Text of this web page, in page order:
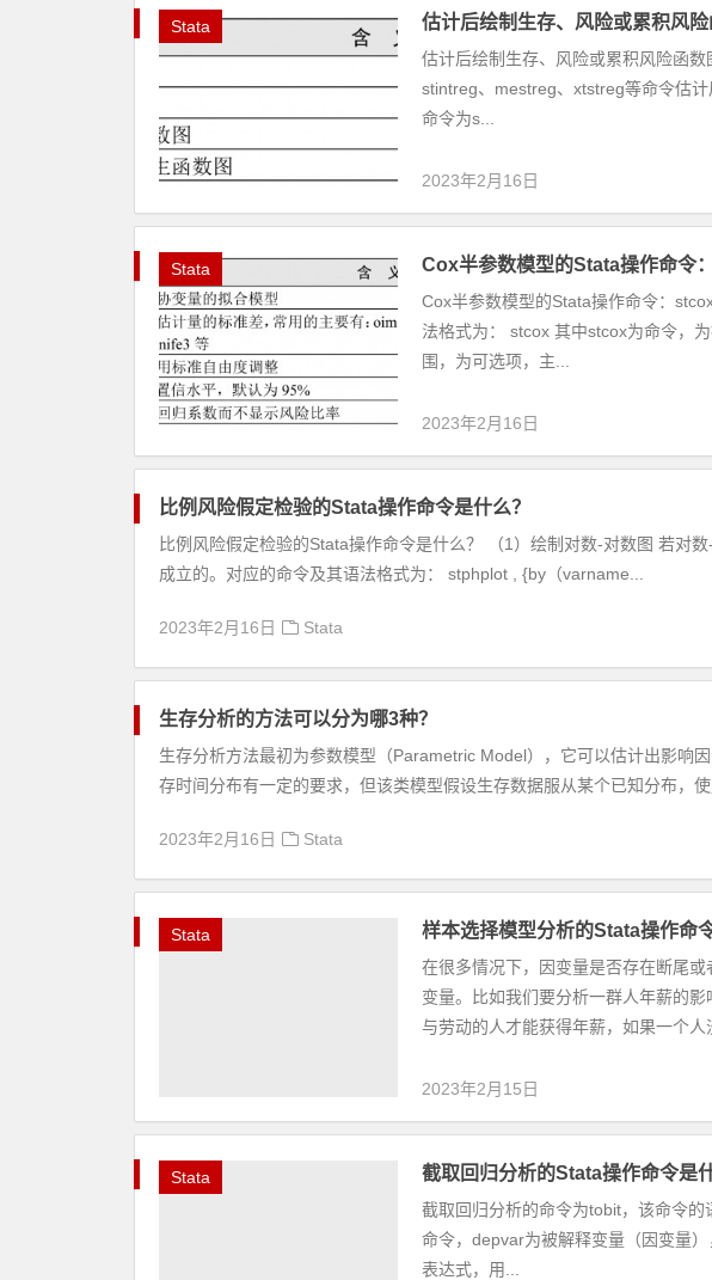
Stata 估计后绘制生存、风险或累积风
估计后绘制生存、风险或累积风险函
stintreg、mestreg、xtstreg等命令估
命令为s...
2023年2月16日
Stata Cox半参数模型的Stata操作命令
Cox半参数模型的Stata操作命令：
法格式为： stcox 其中stcox为命令，
围，为可选项，主...
2023年2月16日
比例风险假定检验的Stata操作命令是什么？
比例风险假定检验的Stata操作命令是什么？ （1）绘制对数-对数图 若对
成立的。对应的命令及其语法格式为： stphplot , {by（varname...
2023年2月16日 Stata
生存分析的方法可以分为哪3种？
生存分析方法最初为参数模型（Parametric Model），它可以估计出影响
存时间分布有一定的要求，但该类模型假设生存数据服从某个已知分布，使
2023年2月16日 Stata
Stata 样本选择模型分析的Stata操作命
在很多情况下，因变量是否存在断尾
变量。比如我们要分析一群人年薪的
与劳动的人才能获得年薪，如果一个人
2023年2月15日
Stata 截取回归分析的Stata操作命令是什
截取回归分析的命令为tobit，该命令
命令，depvar为被解释变量（因变量
表达式，用...